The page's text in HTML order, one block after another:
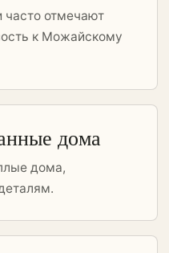
часто отмечают
к Можайскому
дома
дома,